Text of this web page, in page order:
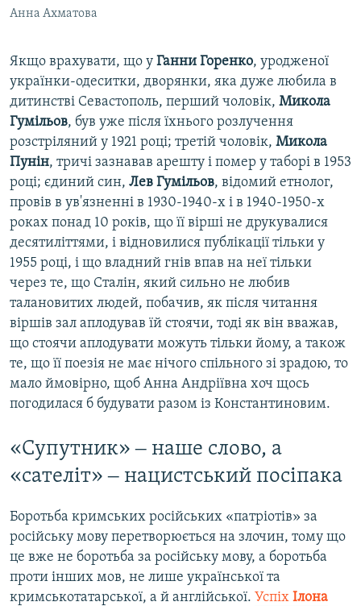
Анна Ахматова
Якщо врахувати, що у Ганни Горенко, уродженої
українки-одеситки, дворянки, яка дуже любила в
дитинстві Севастополь, перший чоловік, Микола
Гумільов, був уже після їхнього розлучення
розстріляний у 1921 році; третій чоловік, Микола
Пунін, тричі зазнавав арешту і помер у таборі в 1953
році; єдиний син, Лев Гумільов, відомий етнолог,
провів в ув'язненні в 1930-1940-х і в 1940-1950-х
роках понад 10 років, що її вірші не друкувалися
десятиліттями, і відновилися публікації тільки у
1955 році, і що владний гнів впав на неї тільки
через те, що Сталін, який сильно не любив
талановитих людей, побачив, як після читання
віршів зал аплодував їй стоячи, тоді як він вважав,
що стоячи аплодувати можуть тільки йому, а також
те, що її поезія не має нічого спільного зі зрадою, то
мало ймовірно, щоб Анна Андріївна хоч щось
погодилася б будувати разом із Константиновим.
«Супутник» ‒ наше слово, а
«сателіт» ‒ нацистський посіпака
Боротьба кримських російських «патріотів» за
російську мову перетворюється на злочин, тому що
це вже не боротьба за російську мову, а боротьба
проти інших мов, не лише української та
кримськотатарської, а й англійської. Успіх Ілона